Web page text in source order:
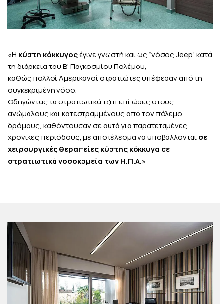
«Η κύστη κόκκυγοςέγινε γνωστή και ως “νόσος Jeep” κατά
τη διάρκεια του Β’ Παγκοσμίου Πολέμου,
καθώς πολλοί Αμερικανοί στρατιώτες υπέφεραν από τη
συγκεκριμένη νόσο.
Οδηγώντας τα στρατιωτικά τζιπ επί ώρες στους
ανώμαλους και κατεστραμμένους από τον πόλεμο
δρόμους, καθόντουσαν σε αυτά για παρατεταμένες
χρονικές περιόδους, με αποτέλεσμα να υποβάλλονταισε
χειρουργικές θεραπείες κύστης κόκκυγα σε
στρατιωτικά νοσοκομεία των Η.Π.Α.»